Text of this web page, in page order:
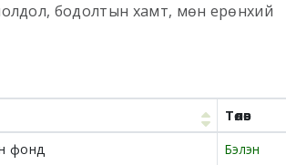
бодолтын хамт, мөн ерөнхий
Төлөв
фонд
Бэлэн